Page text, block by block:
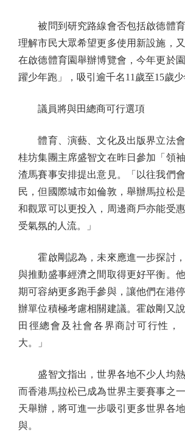
被問到研究路線會否包括啟德體育
理解市民大眾希望更多使用新設施，
在啟德體育園舉辦博覽會，今年更於
躍少年跑」，吸引逾千名11歲至15歲少
議員將與田總商可行選項
體育、演藝、文化及出版界立法會
桂坊集團主席盛智文在昨日參加「領
渣馬賽事安排提出意見。「以往我們
民，但國際城市如倫敦，舉辦馬拉松
和觀眾可以更投入，周邊商戶亦能受
受氣氛的人流。」
霍啟剛認為，未來應進一步探討，
與推動盛事經濟之間取得更好平衡。
期可容納更多跑手參與，讓他們在港
辦單位積極考慮相關建議。霍啟剛又
田徑總會及社會各界商討可行性，
大。」
盛智文指出，世界各地不少人均熱
而香港馬拉松已成為世界主要賽事之
天舉辦，將可進一步吸引更多世界各
與。